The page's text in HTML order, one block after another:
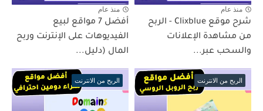
منذ عام
شرح موقع Clixblue - الربح
من مشاهدة الإعلانات
والسحب عبر...
منذ عام
أفضل 7 مواقع لبيع
الفيديوهات على الإنترنت وربح
المال (دليل...
الربح من الانترنت الربح من الانترنت